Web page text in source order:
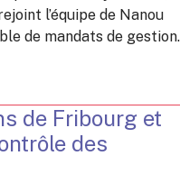
l’équipe de Nanou
de mandats de gestion.
de Fribourg et
des